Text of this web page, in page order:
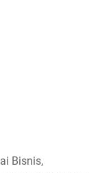
Bisnis,